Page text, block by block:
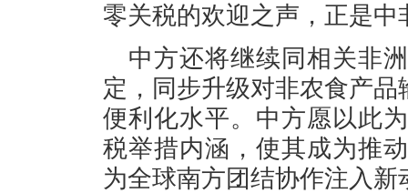
零关税的欢迎之声，正是
中方还将继续同相关非
定，同步升级对非农食产
便利化水平。中方愿以此
税举措内涵，使其成为推
为全球南方团结协作注入新